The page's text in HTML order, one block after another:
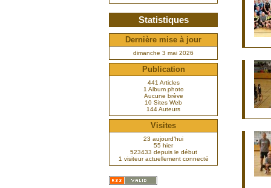
Statistiques
Dernière mise à jour
dimanche 3 mai 2026
Publication
441 Articles
1 Album photo
Aucune brève
10 Sites Web
144 Auteurs
Visites
23 aujourd’hui
55 hier
523433 depuis le début
1 visiteur actuellement connecté